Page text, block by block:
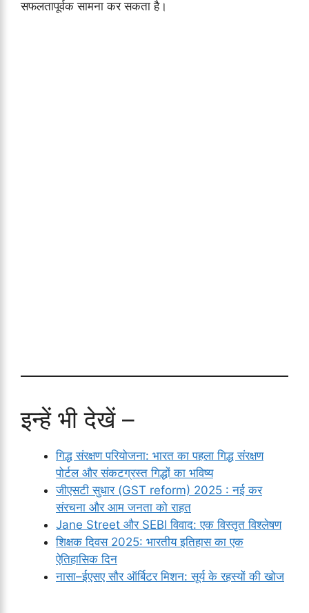
सफलतापूर्वक सामना कर सकता है।
इन्हें भी देखें –
गिद्ध संरक्षण परियोजना: भारत का पहला गिद्ध संरक्षण
पोर्टल और संकटग्रस्त गिद्धों का भविष्य
जीएसटी सुधार (GST reform) 2025 : नई कर
संरचना और आम जनता को राहत
Jane Street और SEBI विवाद: एक विस्तृत विश्लेषण
शिक्षक दिवस 2025: भारतीय इतिहास का एक
ऐतिहासिक दिन
नासा–ईएसए सौर ऑर्बिटर मिशन: सूर्य के रहस्यों की खोज